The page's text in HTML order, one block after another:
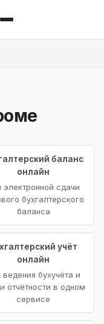
баланс
онлайн
электронной сдачи
бухгалтерского
баланса
учёт
онлайн
ведения бухучёта и
отчётности в одном
сервисе